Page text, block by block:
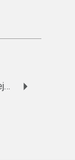
Fosa del Arroyo del Conejo – Carretera A340